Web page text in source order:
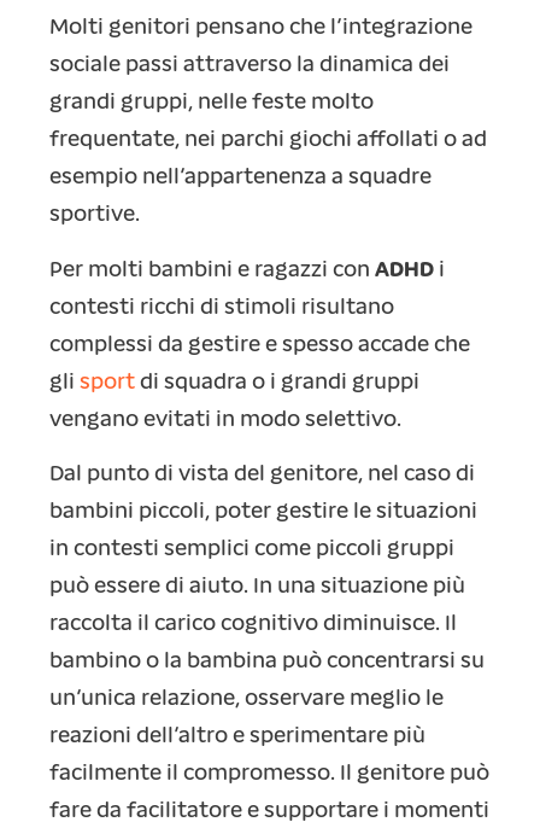
Molti genitori pensano che l’integrazione
sociale passi attraverso la dinamica dei
grandi gruppi, nelle feste molto
frequentate, nei parchi giochi affollati o ad
esempio nell’appartenenza a squadre
sportive.
Per molti bambini e ragazzi con ADHD i
contesti ricchi di stimoli risultano
complessi da gestire e spesso accade che
gli sport di squadra o i grandi gruppi
vengano evitati in modo selettivo.
Dal punto di vista del genitore, nel caso di
bambini piccoli, poter gestire le situazioni
in contesti semplici come piccoli gruppi
può essere di aiuto. In una situazione più
raccolta il carico cognitivo diminuisce. Il
bambino o la bambina può concentrarsi su
un’unica relazione, osservare meglio le
reazioni dell’altro e sperimentare più
facilmente il compromesso. Il genitore può
fare da facilitatore e supportare i momenti